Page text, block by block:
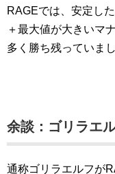
RAGEでは、安定し
＋最大値が大きいマ
多く勝ち残っていまし
余談：ゴリラエ
通称ゴリラエルフが